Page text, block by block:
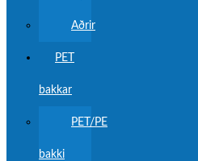
Aðrir
PET
bakkar
PET/PE
bakki